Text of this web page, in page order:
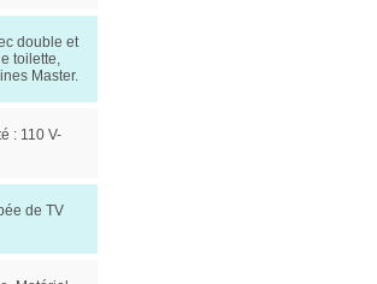
double et
toilette,
Master.
: 110 V-
de TV